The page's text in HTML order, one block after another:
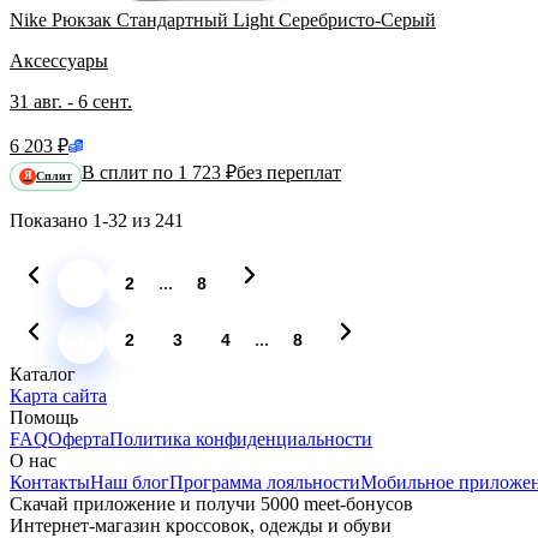
Nike Рюкзак Стандартный Light Серебристо-Серый
Аксессуары
31 авг. - 6 сент.
6 203 ₽
Я Сплит В сплит по 1 723 ₽без переплат
Показано 1-32 из 241
2 ... 8
2 3 4 ... 8
Каталог
Карта сайта
Помощь
FAQОфертаПолитика конфиденциальности
О нас
КонтактыНаш блогПрограмма лояльностиМобильное
Скачай приложение и получи 5000 meet-бонусов
Интернет-магазин кроссовок, одежды и обуви